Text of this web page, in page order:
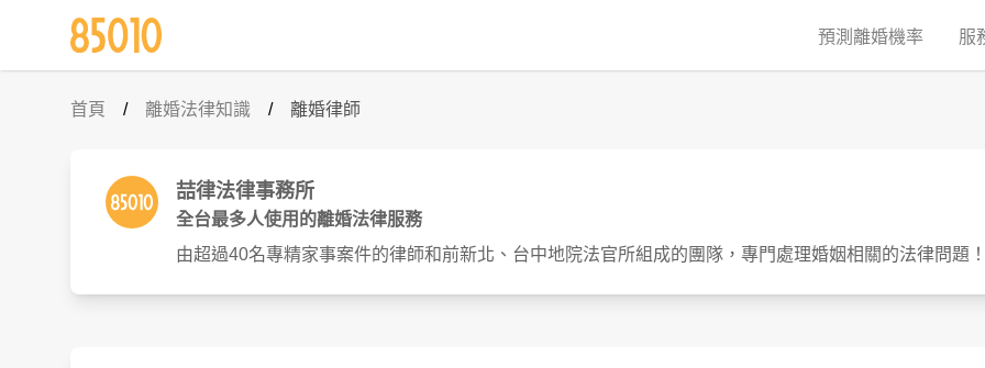
預測離婚機率 服
首頁 / 離婚法律知識 / 離婚律師
喆律法律事務所
全台最多人使用的離婚法律服務
由超過40名專精家事案件的律師和前新北、台中地院法官所組成的團隊，專門處理婚姻相關的法律問題